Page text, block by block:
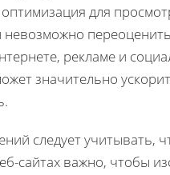
для
рекламе и
значительно
следует учитывать,
сайтах важно, чтобы